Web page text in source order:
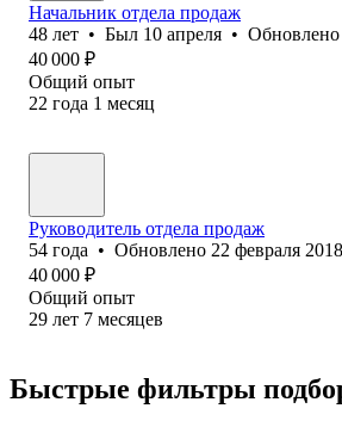
Начальник отдела продаж
48 лет • Был 10 апреля • Обновлено
40 000 ₽
Общий опыт
22 года 1 месяц
Руководитель отдела продаж
54 года • Обновлено 22 февраля 2018
40 000 ₽
Общий опыт
29 лет 7 месяцев
Быстрые фильтры